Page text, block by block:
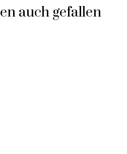
auch gefallen